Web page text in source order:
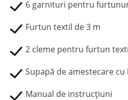
6 garnituri pentru
Furtun textil de 3 m
2 cleme pentru furtun
Supapă de amestecare cu
Manual de instrucțiuni